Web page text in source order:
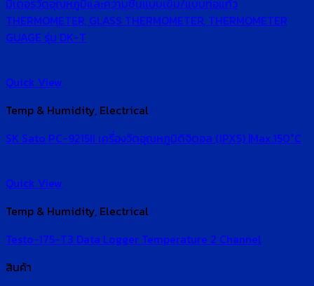
มิเตอร์วัดอุณหภูมิและความชื้นแบบเข็ม/แบบท่อแก้ว
THERMOMETER, GLASS THERMOMETER, THERMOMETER
GUAGE รุ่น DK-T
Quick View
Temp & Humidity, Electrical
SK Sato PC-9215II เครื่องวัดอุณหภูมิดิจิตอล (IPX5) |Max.150°C
Quick View
Temp & Humidity, Electrical
Testo-175-T3 Data Logger Temperature 2 Channel
สินค้า